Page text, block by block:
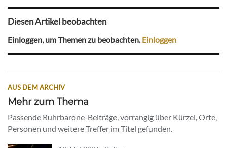
Diesen Artikel beobachten
Einloggen, um Themen zu beobachten.Einloggen
AUS DEM ARCHIV
Mehr zum Thema
Passende Ruhrbarone-Beiträge, vorrangig über Kürzel, Orte,
Personen und weitere Treffer im Titel gefunden.